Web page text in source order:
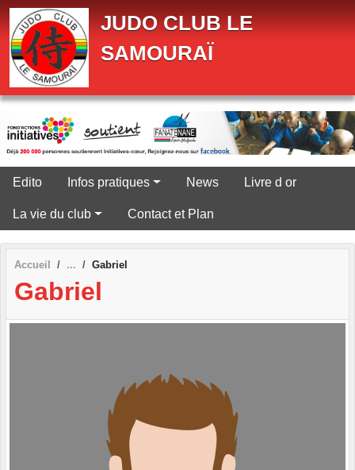
JUDO CLUB LE
SAMOURAÏ
Edito Infos pratiques News Livre d or
La vie du club Contact et Plan
Accueil Gabriel
Gabriel
Panneau de gestion des cookies